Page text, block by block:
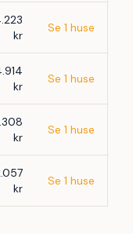
kr
Se 1 huse
kr
Se 1 huse
kr
Se 1 huse
kr
Se 1 huse